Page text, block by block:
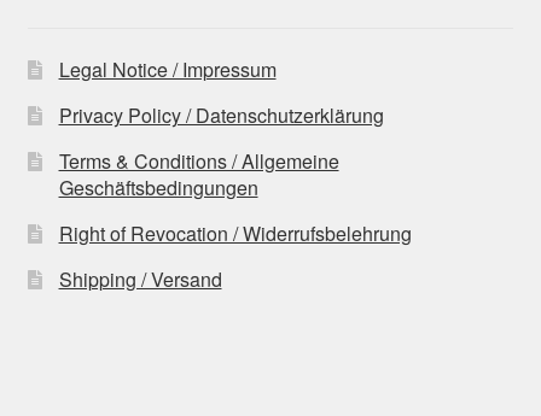
Legal Notice / Impressum
Privacy Policy / Datenschutzerklärung
Terms & Conditions / Allgemeine
Geschäftsbedingungen
Right of Revocation / Widerrufsbelehrung
Shipping / Versand